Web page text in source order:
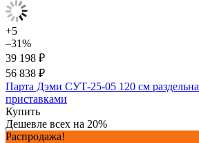
+5
–31%
39 198 ₽
56 838 ₽
Парта Дэми СУТ-25-05 120 см
приставками
Купить
Дешевле всех на 20%
Распродажа!